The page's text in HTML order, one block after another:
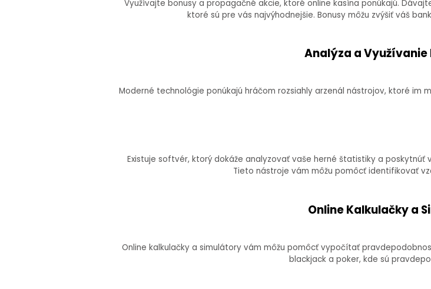
Využívajte bonusy a propagačné akcie, ktoré online kasína ponúkajú.
ktoré sú pre vás najvýhodnejšie. Bonusy môžu zvýšiť váš
Analýza a
Moderné technológie ponúkajú hráčom rozsiahly arzenál nástrojov, ktoré im
Existuje softvér, ktorý dokáže analyzovať vaše herné štatistiky a poskytnúť
Tieto nástroje vám môžu pomôcť identifikovať
Online Kalkulačky a
Online kalkulačky a simulátory vám môžu pomôcť vypočítať
blackjack a poker, kde sú